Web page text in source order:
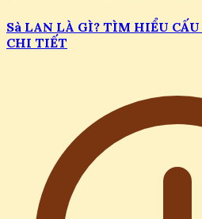
Sà LAN LÀ GÌ? TÌM HIỂU CẤU
CHI TIẾT